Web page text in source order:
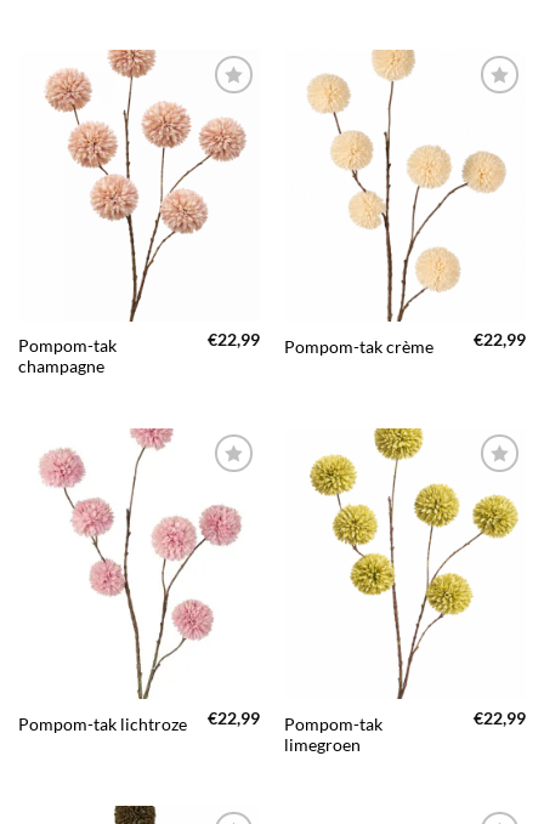
TOEVOEGEN
AAN JOUW
FAVORIETEN
Pompom-tak
champagne
€22,99
TOEVOEGEN
AAN JOUW
FAVORIETEN
Pompom-tak crème €22,99
TOEVOEGEN
AAN JOUW
FAVORIETEN
Pompom-tak lichtroze €22,99
TOEVOEGEN
AAN JOUW
FAVORIETEN
Pompom-tak
limegroen
€22,99